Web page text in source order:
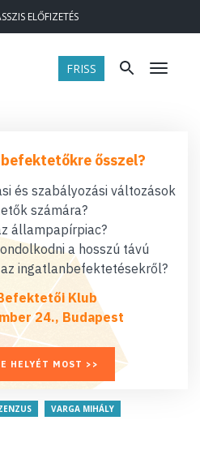
ELŐFIZETÉS
FRISS Menü
ősszel?
és szabályozási változások
számára?
állampapírpiac?
a hosszú távú
ingatlanbefektetésekről?
Klub
24., Budapest
HELYÉT MOST >>
VARGA MIHÁLY